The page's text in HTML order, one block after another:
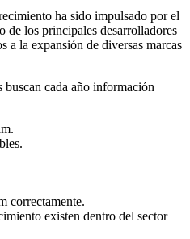
ha sido impulsado por el
de los principales desarrolladores
a la expansión de diversas marcas
buscan cada año información
correctamente.
existen dentro del sector